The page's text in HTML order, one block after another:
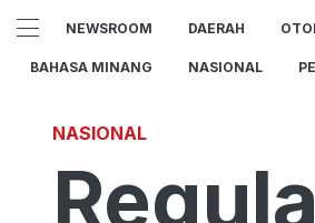
NEWSROOM DAERAH
BAHASA MINANG NASIONAL
NASIONAL